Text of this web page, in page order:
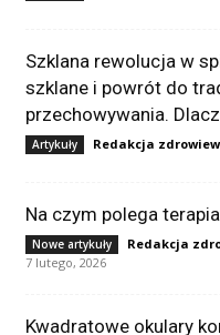
Szklana rewolucja w
szklane i powrót do
przechowywania.
Artykuły Redakcja
Na czym polega
Nowe artykuły Redakcja
7 lutego, 2026
Kwadratowe okulary